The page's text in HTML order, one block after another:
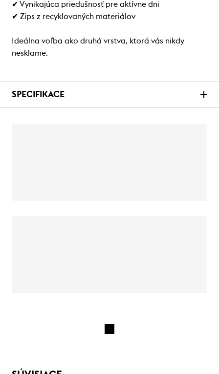
✔ Vynikajúca priedušnosť pre aktívne dni
✔ Zips z recyklovaných materiálov
Ideálna voľba ako druhá vrstva, ktorá vás nikdy
nesklame.
SPECIFIKACE